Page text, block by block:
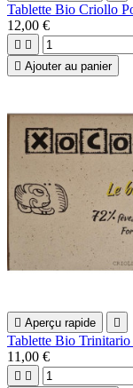
Tablette Bio Criollo
12,00 €
 
 Ajouter au panier
 Aperçu rapide 
Tablette Bio
11,00 €
 